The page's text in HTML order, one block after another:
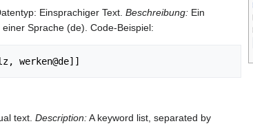
Einsprachiger Text. Beschreibung: Ein
Sprache (de). Code-Beispiel:
text. Description:A keyword list, separated by